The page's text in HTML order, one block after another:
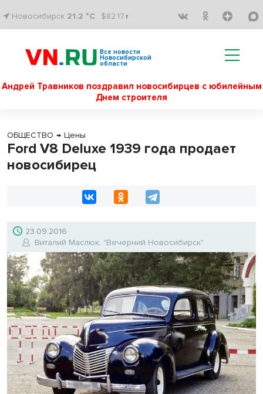
Новосибирск 21.2 °C $82.17↑
Все новости
Новосибирской
области
Андрей Травников поздравил новосибирцев с юбилейным
Днем строителя
ОБЩЕСТВО → Цены
Ford V8 Deluxe 1939 года продает
новосибирец
23.09.2016
Виталий Маслюк, "Вечерний Новосибирск"